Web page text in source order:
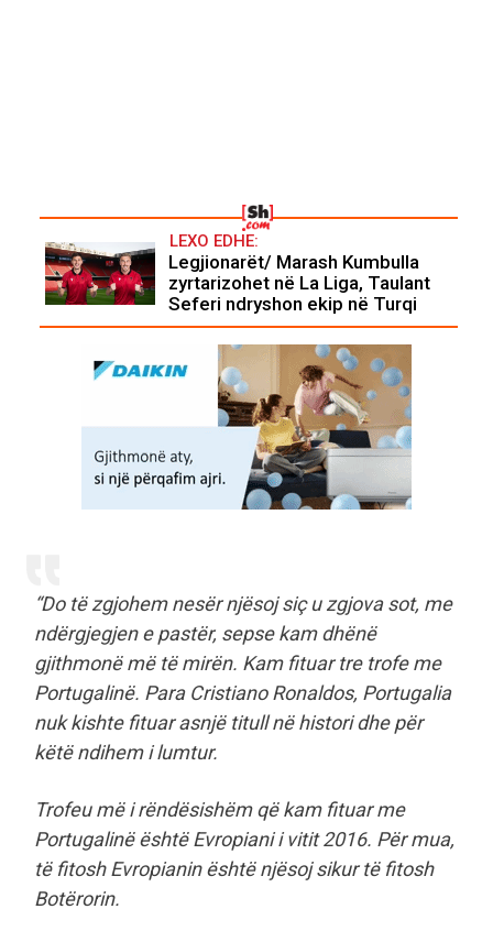
LEXO EDHE:
Legjionarët/ Marash Kumbulla
zyrtarizohet në La Liga, Taulant
Seferi ndryshon ekip në Turqi
“Do të zgjohem nesër njësoj siç u zgjova sot, me
ndërgjegjen e pastër, sepse kam dhënë
gjithmonë më të mirën. Kam fituar tre trofe me
Portugalinë. Para Cristiano Ronaldos, Portugalia
nuk kishte fituar asnjë titull në histori dhe për
këtë ndihem i lumtur.
Trofeu më i rëndësishëm që kam fituar me
Portugalinë është Evropiani i vitit 2016. Për mua,
të fitosh Evropianin është njësoj sikur të fitosh
Botërorin.